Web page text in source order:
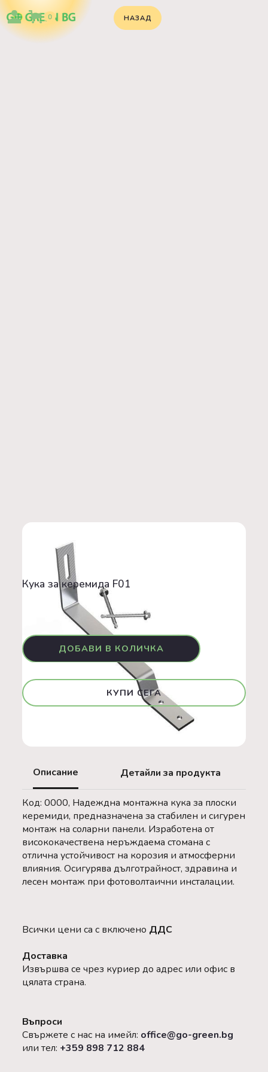
НАЗАД
0
Конструкции
GO GREEN
Кука за керемида F01
0,00 €
КУПИ СЕГА
Описание Детайли за продукта
Код: 0000, Надеждна монтажна кука за плоски
керемиди, предназначена за стабилен и сигурен
монтаж на соларни панели. Изработена от
висококачествена неръждаема стомана с
отлична устойчивост на корозия и атмосферни
влияния. Осигурява дълготрайност, здравина и
лесен монтаж при фотоволтаични инсталации.
Всички цени са с включено ДДС
Доставка
Извършва се чрез куриер до адрес или офис в
цялата страна.
Въпроси
Свържете с нас на имейл: office@go-green.bg
или тел: +359 898 712 884